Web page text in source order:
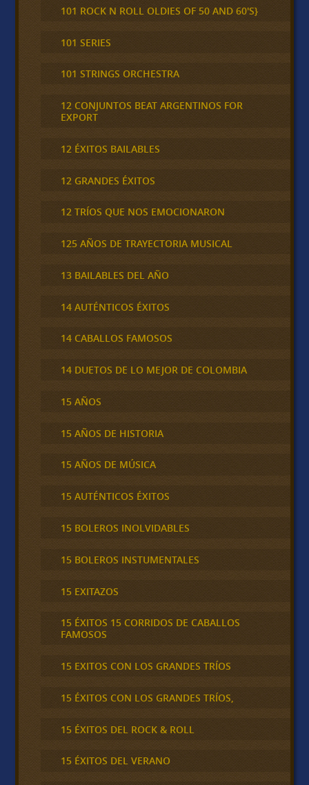
101 ROCK N ROLL OLDIES OF 50 AND 60'S}
101 SERIES
101 STRINGS ORCHESTRA
12 CONJUNTOS BEAT ARGENTINOS FOR
EXPORT
12 ÉXITOS BAILABLES
12 GRANDES ÉXITOS
12 TRÍOS QUE NOS EMOCIONARON
125 AÑOS DE TRAYECTORIA MUSICAL
13 BAILABLES DEL AÑO
14 AUTÉNTICOS ÉXITOS
14 CABALLOS FAMOSOS
14 DUETOS DE LO MEJOR DE COLOMBIA
15 AÑOS
15 AÑOS DE HISTORIA
15 AÑOS DE MÚSICA
15 AUTÉNTICOS ÉXITOS
15 BOLEROS INOLVIDABLES
15 BOLEROS INSTUMENTALES
15 EXITAZOS
15 ÉXITOS 15 CORRIDOS DE CABALLOS
FAMOSOS
15 EXITOS CON LOS GRANDES TRÍOS
15 ÉXITOS CON LOS GRANDES TRÍOS,
15 ÉXITOS DEL ROCK & ROLL
15 ÉXITOS DEL VERANO